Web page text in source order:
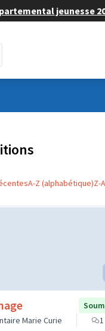
jeunesse
A-Z (alphabétique)Z-
Marie Curie
1